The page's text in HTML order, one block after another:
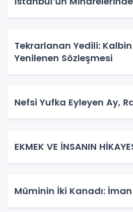
Tekrarlanan Yedili:
Yenilenen Sözleşmesi
Nefsi Yufka Eyleyen Ay,
​EKMEK VE İNSANIN
Müminin İki Kanadı: